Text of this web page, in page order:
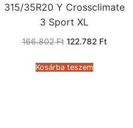
315/35R20 Y Crossclimate
3 Sport XL
166.802Ft Original
166.802 Ft.
122.782 Ft
Kosárba teszem